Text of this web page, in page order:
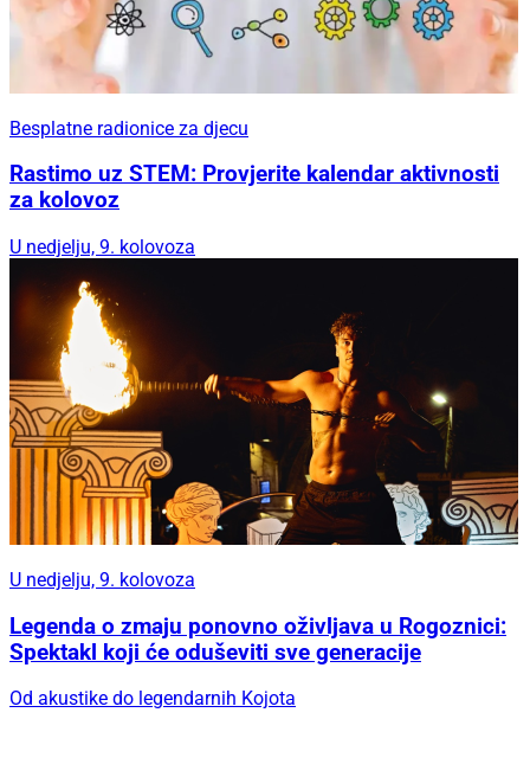
Besplatne radionice za djecu
Rastimo uz STEM: Provjerite kalendar aktivnosti
za kolovoz
U nedjelju, 9. kolovoza
U nedjelju, 9. kolovoza
Legenda o zmaju ponovno oživljava u Rogoznici:
Spektakl koji će oduševiti sve generacije
Od akustike do legendarnih Kojota